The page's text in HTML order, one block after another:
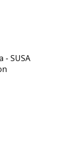
- SUSA